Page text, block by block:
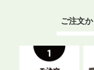
ご注文